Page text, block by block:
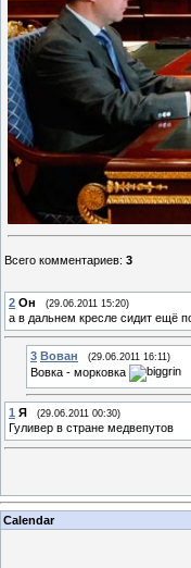
Всего комментариев: 3
2 Он (29.06.2011 15:20)
а в дальнем кресле сидит ещё
3 Вован (29.06.2011 16:11)
Вовка - морковка
1 Я (29.06.2011 00:30)
Гуливер в стране медвепутов
Calendar